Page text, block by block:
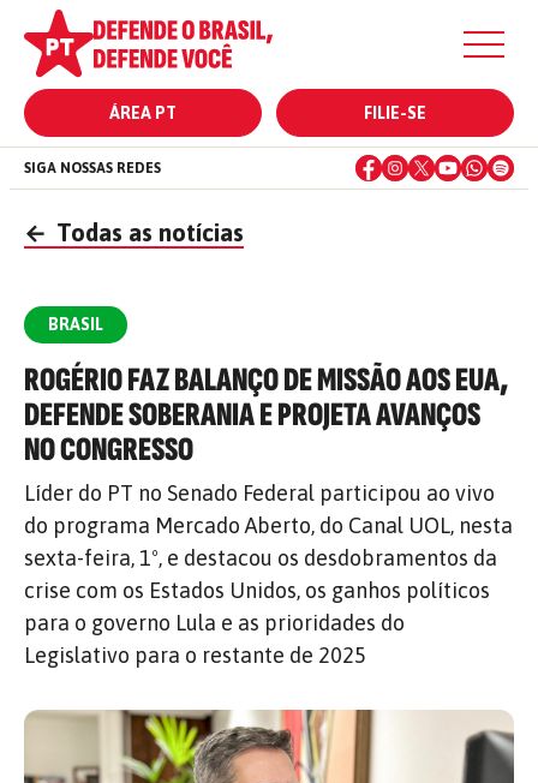
ÁREA PT FILIE-SE
SIGA NOSSAS REDES
← Todas as notícias
BRASIL
ROGÉRIO FAZ BALANÇO DE MISSÃO AOS EUA,
DEFENDE SOBERANIA E PROJETA AVANÇOS
NO CONGRESSO
Líder do PT no Senado Federal participou ao vivo
do programa Mercado Aberto, do Canal UOL, nesta
sexta-feira, 1º, e destacou os desdobramentos da
crise com os Estados Unidos, os ganhos políticos
para o governo Lula e as prioridades do
Legislativo para o restante de 2025